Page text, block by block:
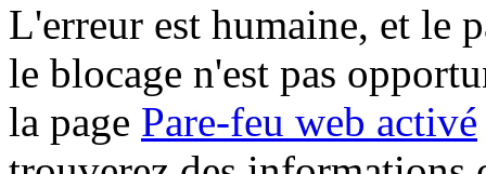
L'erreur est humaine, et le
le blocage n'est pas
la page Pare-feu web activé